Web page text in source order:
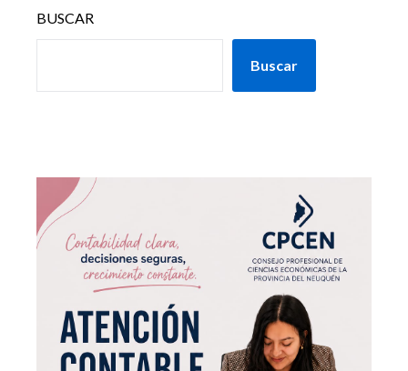
BUSCAR
Buscar